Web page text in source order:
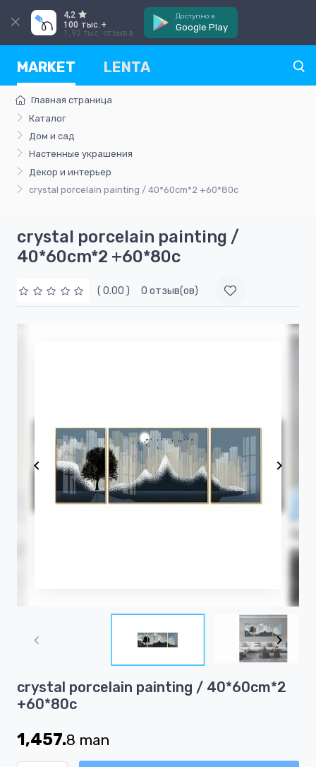
4,2
100 тыс.+
1,92 тыс. отзыва
Доступно в
Google Play
MARKET LENTA
Главная страница
Каталог
Дом и сад
Настенные украшения
Декор и интерьер
crystal porcelain painting / 40*60cm*2 +60*80c
crystal porcelain painting /
40*60cm*2 +60*80c
( 0.00 ) 0 отзыв(ов)
1
of
crystal porcelain painting / 40*60cm*2
+60*80c
1,457.8 man